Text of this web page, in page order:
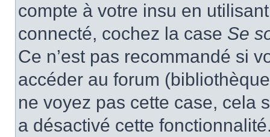
compte à votre insu en
connecté, cochez la case Se
Ce n’est pas recommandé si
accéder au forum
ne voyez pas cette case, cela
a désactivé cette